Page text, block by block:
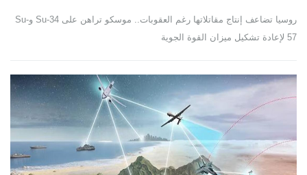
روسيا تضاعف إنتاج مقاتلاتها رغم العقوبات.. موسكو تراهن على Su-34 وSu-
57 لإعادة تشكيل ميزان القوة الجوية